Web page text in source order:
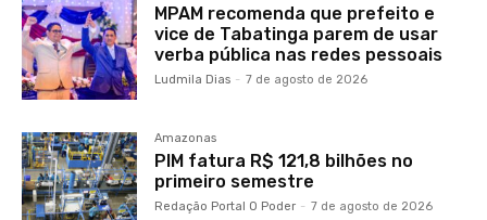
MPAM recomenda que prefeito e
vice de Tabatinga parem de usar
verba pública nas redes pessoais
Ludmila Dias - 7 de agosto de 2026
Amazonas
PIM fatura R$ 121,8 bilhões no
primeiro semestre
Redação Portal O Poder - 7 de agosto de 2026